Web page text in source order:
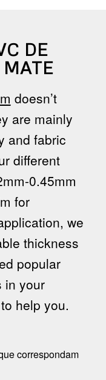
DE
doesn’t
are mainly
and fabric
different
0.45mm
for
we
thickness
popular
in your
help you.
correspondam